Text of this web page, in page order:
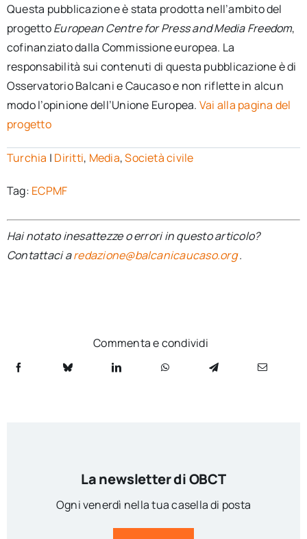
Questa pubblicazione è stata prodotta nell’ambito del
progettoEuropean Centre for Press and Media Freedom,
cofinanziato dalla Commissione europea. La
responsabilità sui contenuti di questa pubblicazione è di
Osservatorio Balcani e Caucaso e non riflette in alcun
modo l’opinione dell’Unione Europea. Vai alla pagina del
progetto
Turchia | Diritti, Media,Società civile
Tag: ECPMF
Hai notato inesattezze o errori in questo articolo?
Contattaci aredazione@balcanicaucaso.org.
Commenta e condividi
La newsletter di OBCT
Ogni venerdì nella tua casella di posta